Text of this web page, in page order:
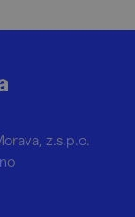
z.s.p.o.